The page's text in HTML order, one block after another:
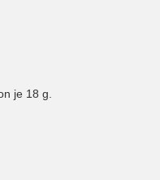
je 18 g.